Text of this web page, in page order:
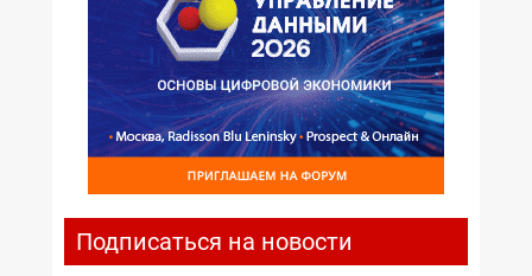
Подписаться на новости